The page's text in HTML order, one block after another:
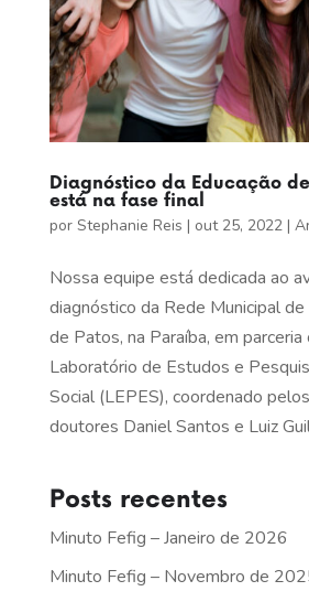
Diagnóstico da Educação
está na fase final
por Stephanie Reis | out 25, 2022|
Nossa equipe está dedicada ao
diagnóstico da Rede Municipal
de Patos, na Paraíba, em parceria
Laboratório de Estudos e
Social (LEPES), coordenado
doutores Daniel Santos e Luiz
Posts recentes
Minuto Fefig – Janeiro de 2026
Minuto Fefig – Novembro de